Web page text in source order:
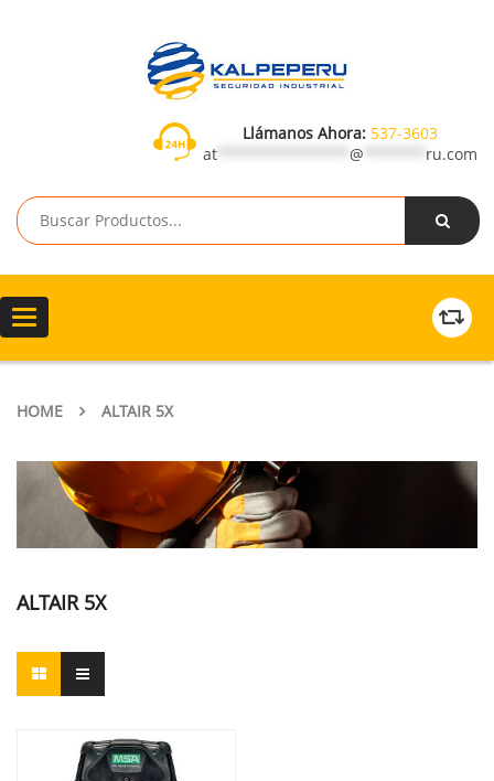
Llámanos Ahora: 537-3603
at
@ ru.com
Toggle
navigation
HOME ALTAIR 5X
ALTAIR 5X